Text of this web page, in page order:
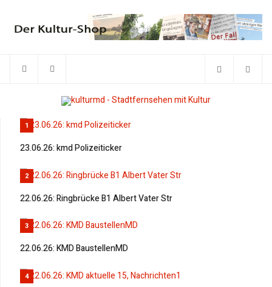
1
23.06.26: kmd Polizeiticker
2
22.06.26: Ringbrücke B1 Albert Vater Str
3
22.06.26: KMD BaustellenMD
4